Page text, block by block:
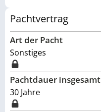
Pachtvertrag
Art der Pacht
Sonstiges
Pachtdauer insgesamt
30 Jahre